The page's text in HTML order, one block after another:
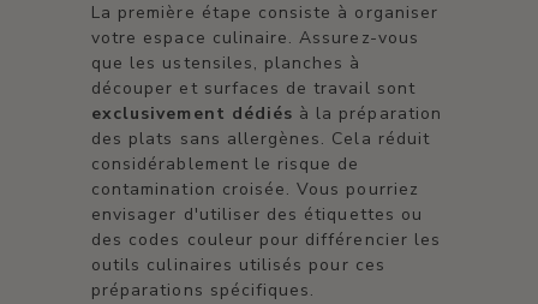
La première étape consiste à organiser
votre espace culinaire. Assurez-vous
que les ustensiles, planches à
découper et surfaces de travail sont
exclusivement dédiés à la préparation
des plats sans allergènes. Cela réduit
considérablement le risque de
contamination croisée. Vous pourriez
envisager d'utiliser des étiquettes ou
des codes couleur pour différencier les
outils culinaires utilisés pour ces
préparations spécifiques.